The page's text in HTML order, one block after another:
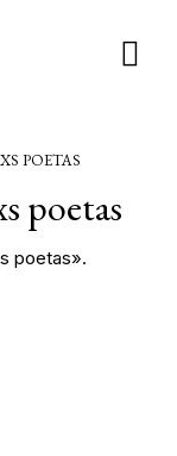
POETAS
poetas
poetas».